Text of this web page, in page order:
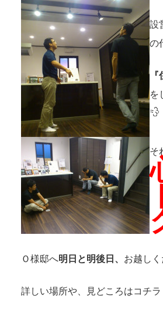
設
の
『
を
そ
Ｏ様邸へ明日と明後日、 お越し
詳しい場所や、見どころはコチラ